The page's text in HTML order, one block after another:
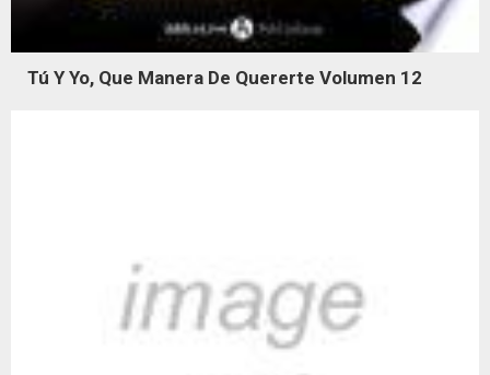
Tú Y Yo, Que Manera De Quererte Volumen 12